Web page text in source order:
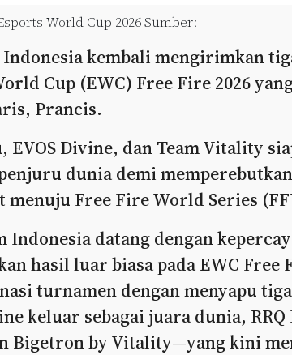
World Cup 2026 Sumber:
Indonesia kembali mengirimkan
Cup (EWC) Free Fire 2026
Prancis.
EVOS Divine, dan Team Vitality
dunia demi
menuju Free Fire World Series
Indonesia datang dengan
hasil luar biasa pada EWC Free
turnamen dengan menyapu
keluar sebagai juara dunia,
Bigetron by Vitality—yang kini